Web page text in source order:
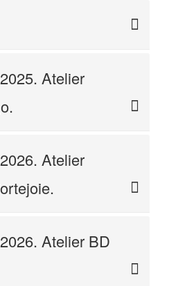
Atelier
Atelier
Atelier BD